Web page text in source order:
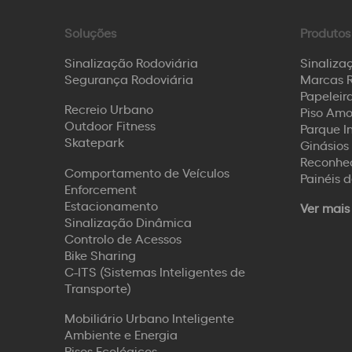
Soluções
Sinalização Rodoviária
Segurança Rodoviária
Recreio Urbano
Outdoor Fitness
Skatepark
Comportamento de Veículos
Enforcement
Estacionamento
Sinalização Dinâmica
Controlo de Acessos
Bike Sharing
C-ITS (Sistemas Inteligentes de
Transporte)
Mobiliário Urbano Inteligente
Ambiente e Energia
Produtos
Marcas
Piso
Parque
Painéis
Ver mais